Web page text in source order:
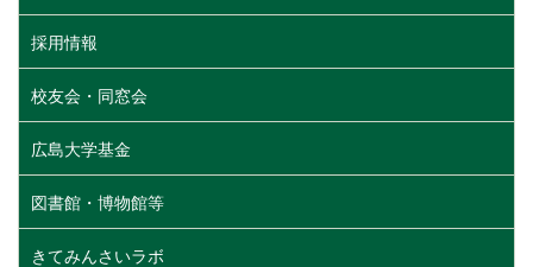
採用情報
校友会・同窓会
広島大学基金
図書館・博物館等
きてみんさいラボ